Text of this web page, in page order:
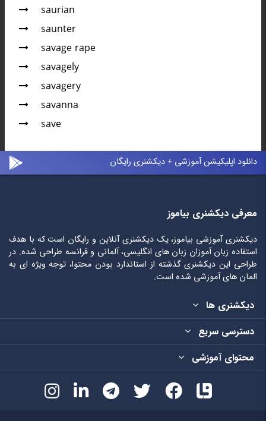
saurian
saunter
savage rape
savagely
savagery
savanna
save
دانلود اپلیکیشن آموزشی + دیکشنری رایگان
معرفی دیکشنری بیاموز
دیکشنری آموزشی بیاموز، یک دیکشنری آنلاین و رایگان است که با هدف
استفاده زبان آموزان زبان های انگلیسی، آلمانی و فرانسه طراحی شده. در
طراحی این دیکشنری گذشته از استاندارد بودن محتوا، توجه ویژه ای به
المان های آموزشی شده است.
دیکشنری ها
دسترسی سریع
محتوای آموزشی